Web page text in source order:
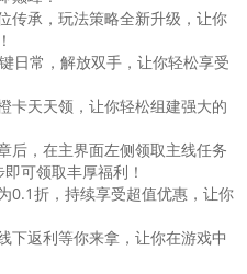
传承，玩法策略全新升级，让你
日常，解放双手，让你轻松享受
卡天天领，让你轻松组建强大的
后，在主界面左侧领取主线任务
可领取丰厚福利！
0.1折，持续享受超值优惠，让你
下返利等你来拿，让你在游戏中